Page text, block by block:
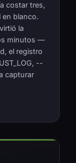
costar tres,
blanco.
la
minutos —
el registro
--
capturar